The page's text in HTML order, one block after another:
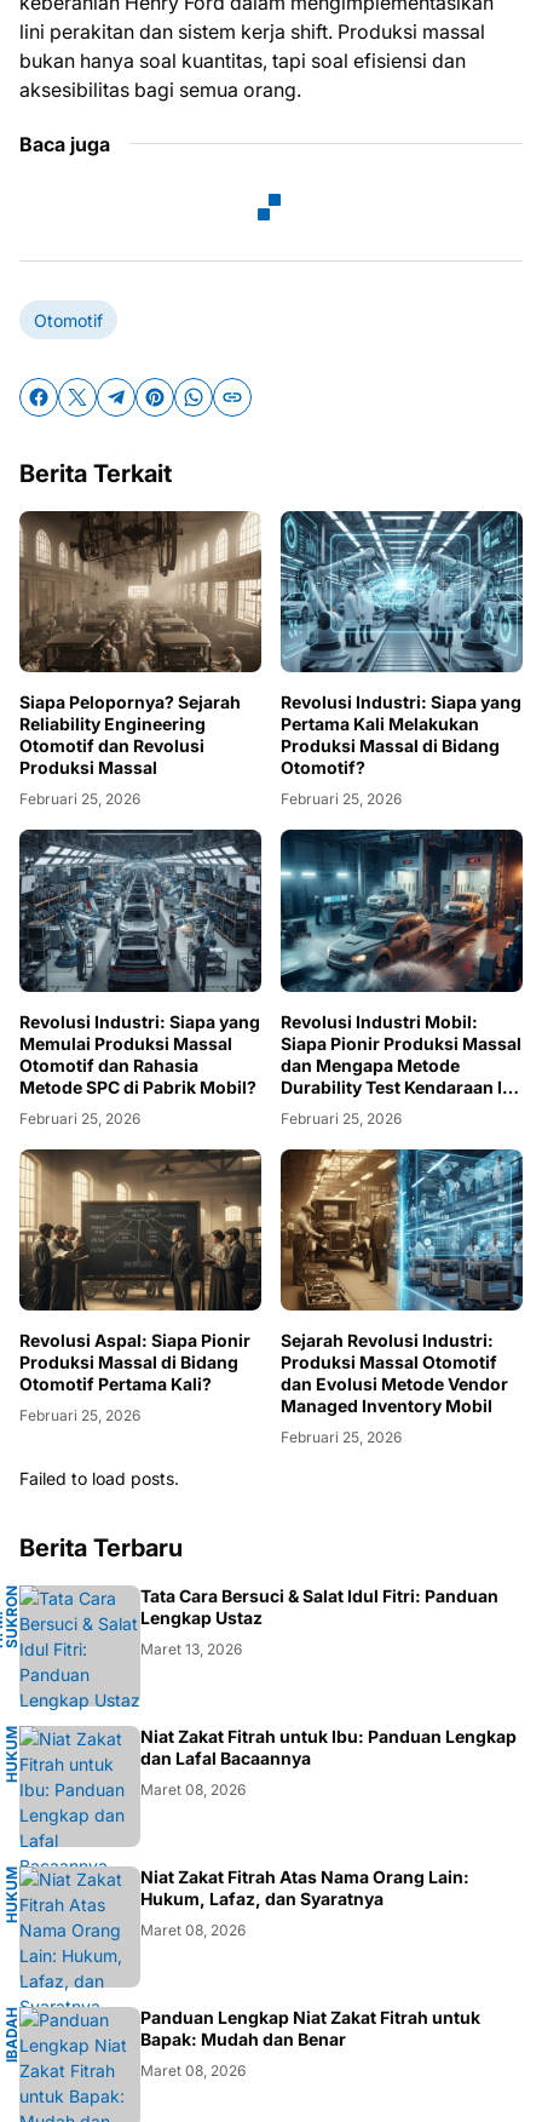
lini perakitan dan sistem kerja shift. Produksi massal
bukan hanya soal kuantitas, tapi soal efisiensi dan
aksesibilitas bagi semua orang.
Baca juga
Otomotif
Berita Terkait
Siapa Pelopornya? Sejarah
Reliability Engineering
Otomotif dan Revolusi
Produksi Massal
Februari 25, 2026
Revolusi Industri: Siapa yang
Pertama Kali Melakukan
Produksi Massal di Bidang
Otomotif?
Februari 25, 2026
Revolusi Industri: Siapa yang
Memulai Produksi Massal
Otomotif dan Rahasia
Metode SPC di Pabrik Mobil?
Februari 25, 2026
Revolusi Industri Mobil:
Siapa Pionir Produksi Massal
dan Mengapa Metode
Durability Test Kendaraan Itu
Wajib?
Februari 25, 2026
Revolusi Aspal: Siapa Pionir
Produksi Massal di Bidang
Otomotif Pertama Kali?
Februari 25, 2026
Sejarah Revolusi Industri:
Produksi Massal Otomotif
dan Evolusi Metode Vendor
Managed Inventory Mobil
Februari 25, 2026
Failed to load posts.
Berita Terbaru
NA
Tata Cara Bersuci & Salat Idul Fitri: Panduan
Lengkap Ustaz
Maret 13, 2026
H
U
KU
M
I
S
L
AM
Niat Zakat Fitrah untuk Ibu: Panduan Lengkap
dan Lafal Bacaannya
Maret 08, 2026
H
U
KU
M
I
S
L
AM
Niat Zakat Fitrah Atas Nama Orang Lain:
Hukum, Lafaz, dan Syaratnya
Maret 08, 2026
I
B
A
DA
H
I
S
L
AM
Panduan Lengkap Niat Zakat Fitrah untuk
Bapak: Mudah dan Benar
Maret 08, 2026